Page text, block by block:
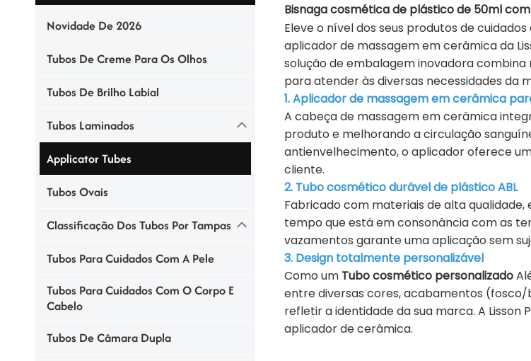
Novidade De 2026
Tubos De Creme Para Os Olhos
Tubos De Brilho Labial
Tubos Laminados
Applicator Tubes
Tubos Ovais
Classificação Dos Tubos Por Tampas
Tubos Para Cuidados Com A Pele
Tubos Para Cuidados Com O Corpo E
Cabelo
Tubos De Câmara Dupla
Bisnaga cosmética de plástico de 50ml
Eleve o nível dos seus produtos de
aplicador de massagem em cerâmica da
solução de embalagem inovadora
para atender às diversas necessidades da
1. Aplicador de massagem em cerâmica
A cabeça de massagem em cerâmica
produto e melhorando a circulação
antienvelhecimento, o aplicador oferece
cliente.
2. Tubo cosmético durável de plástico ABL
Fabricado com materiais de alta
tempo que está em consonância com as
vazamentos garante uma aplicação sem
3. Design totalmente personalizável
Como um Tubo cosmético personalizado
entre diversas cores, acabamentos
refletir a identidade da sua marca. A
aplicador de cerâmica.